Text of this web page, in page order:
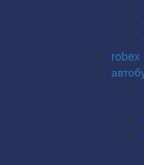
robex